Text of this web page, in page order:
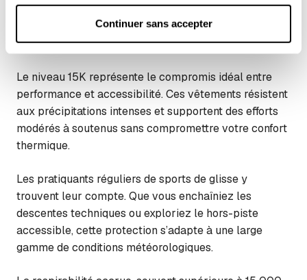
Pour plus d'informations, consultez notre :
confidentialité
Continuer sans accepter
Vêtements techniques 15K
Le niveau 15K représente le compromis idéal entre
performance et accessibilité. Ces vêtements résistent
aux précipitations intenses et supportent des efforts
modérés à soutenus sans compromettre votre confort
thermique.
Les pratiquants réguliers de sports de glisse y
trouvent leur compte. Que vous enchaîniez les
descentes techniques ou exploriez le hors-piste
accessible, cette protection s’adapte à une large
gamme de conditions météorologiques.